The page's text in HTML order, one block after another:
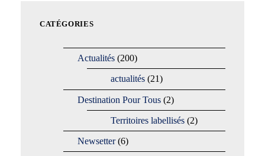
CATÉGORIES
Actualités(200)
actualités(21)
Destination Pour Tous(2)
Territoires labellisés(2)
Newsetter(6)